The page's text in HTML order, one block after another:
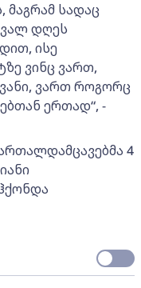
მაგრამ სადაც
დღეს
ისე
ვინც ვართ,
ვართ როგორც
ერთად“, -
4